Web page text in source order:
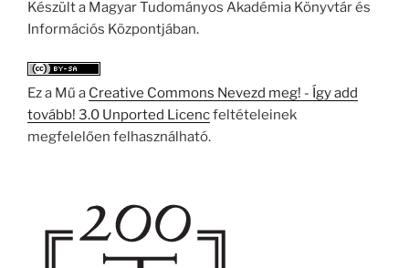
Készült a Magyar Tudományos Akadémia Könyvtár és
Információs Központjában.
Ez a Mű a Creative Commons Nevezd meg! - Így add
tovább! 3.0 Unported Licencfeltételeinek
megfelelően felhasználható.